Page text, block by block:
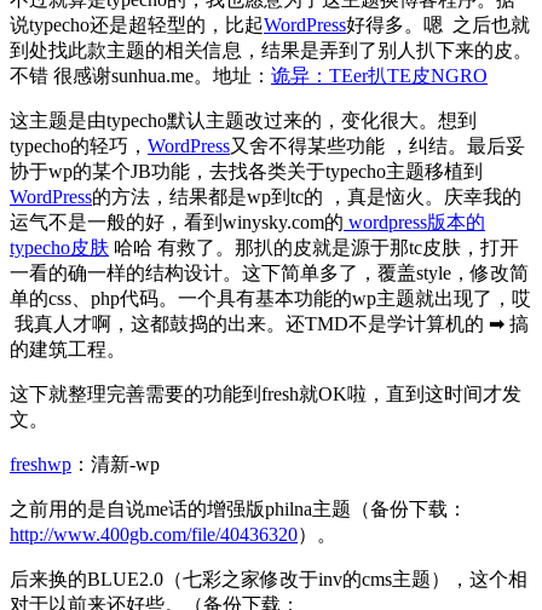
说typecho还是超轻型的，比起WordPress好得多。嗯 之后也就
到处找此款主题的相关信息，结果是弄到了别人扒下来的皮。
不错 很感谢sunhua.me。地址： 诡异：TEer扒TE皮NGRO
这主题是由typecho默认主题改过来的，变化很大。想到
typecho的轻巧， WordPress又舍不得某些功能 ，纠结。最后妥
协于wp的某个JB功能，去找各类关于typecho主题移植到
WordPress的方法，结果都是wp到tc的 ，真是恼火。庆幸我的
运气不是一般的好，看到winysky.com的 wordpress版本的
typecho皮肤 哈哈 有救了。那扒的皮就是源于那tc皮肤，打开
一看的确一样的结构设计。这下简单多了，覆盖style，修改简
单的css、php代码。一个具有基本功能的wp主题就出现了，哎
我真人才啊，这都鼓捣的出来。还TMD不是学计算机的 ➡ 搞
的建筑工程。
这下就整理完善需要的功能到fresh就OK啦，直到这时间才发
文。
freshwp ：清新-wp
之前用的是自说me话的增强版philna主题（备份下载：
http://www.400gb.com/file/40436320）。
后来换的BLUE2.0（七彩之家修改于inv的cms主题），这个相
对于以前来还好些。（备份下载：